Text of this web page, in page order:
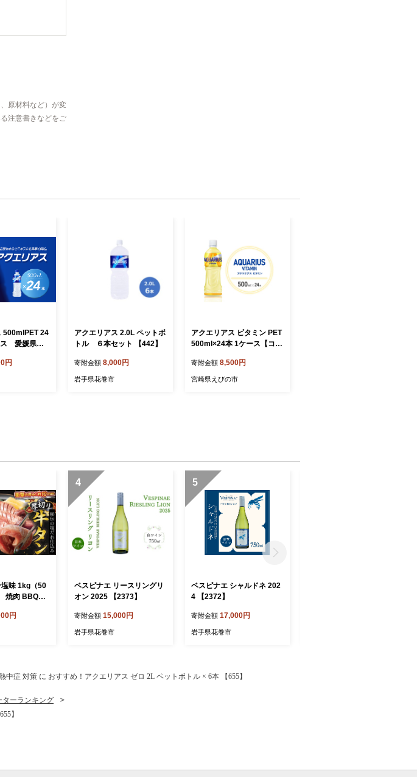
原材料など）が変
注意書きなどをご
500mlPET 24
給 熱中症対
飲料 ペット
円
アクエリアス 2.0L ペットボ
トル ６本セット 【442】
寄附金額 8,000円
岩手県花巻市
アクエリアス ビタミン PET
500ml×24本 1ケース【コカ
飲料 清涼飲料水 常温 AQU
ARIUS コカ・コーラ 熱中症
寄附金額 8,500円
宮崎県えびの市
味 1kg（50
焼肉 BBQ
円
4
ベスピナエ リースリングリ
オン 2025 【2373】
寄附金額 15,000円
岩手県花巻市
5
ベスピナエ シャルドネ 202
4 【2372】
寄附金額 17,000円
岩手県花巻市
中症 対策 に おすすめ！アクエリアス ゼロ 2L ペットボトル × 6本 【655】
ターランキング
】